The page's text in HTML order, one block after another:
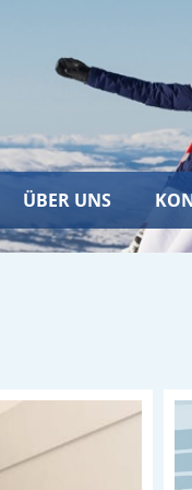
ÜBER UNS